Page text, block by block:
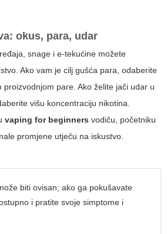
okus, para, udar
snage i e-tekućine možete
Ako vam je cilj gušća para, odaberite
proizvodnjom pare. Ako želite jači udar u
višu koncentraciju nikotina.
vaping for beginners vodiču, početniku
promjene utječu na iskustvo.
biti ovisan; ako ga pokušavate
i pratite svoje simptome i